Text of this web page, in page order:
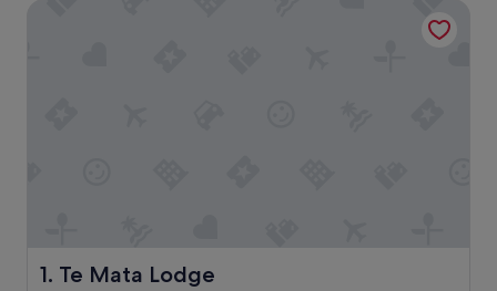
1. Te Mata Lodge
Te Mata Lodge